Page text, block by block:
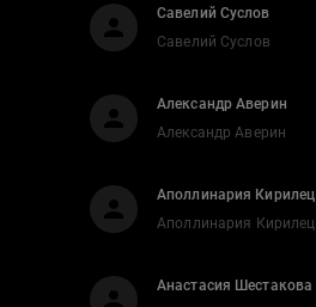
Савелий Суслов
Савелий Суслов
Александр Аверин
Александр Аверин
Аполлинария Кирилец
Аполлинария Кирилец
Анастасия Шестакова